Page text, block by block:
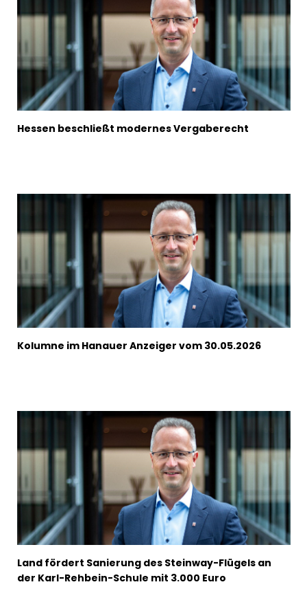
Hessen beschließt modernes Vergaberecht
Kolumne im Hanauer Anzeiger vom 30.05.2026
Land fördert Sanierung des Steinway-Flügels an
der Karl-Rehbein-Schule mit 3.000 Euro